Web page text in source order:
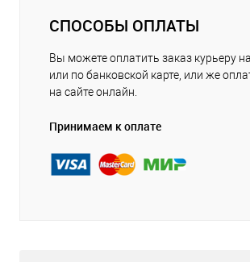
СПОСОБЫ ОПЛАТЫ
Вы можете оплатить заказ курьеру
или по банковской карте, или же
на сайте онлайн.
Принимаем к оплате